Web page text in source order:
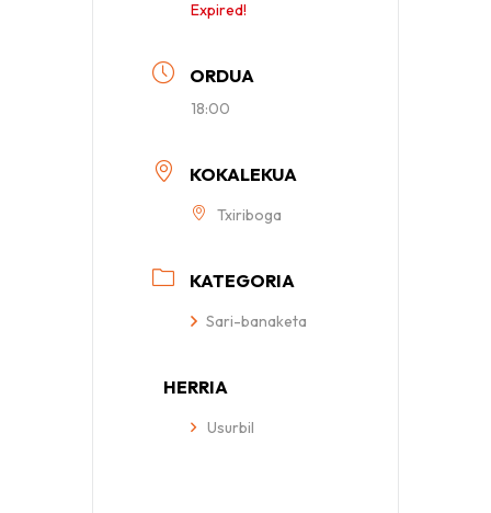
Expired!
ORDUA
18:00
KOKALEKUA
Txiriboga
KATEGORIA
Sari-banaketa
HERRIA
Usurbil